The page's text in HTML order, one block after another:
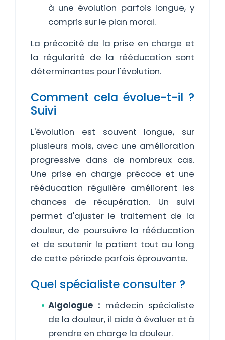
à une évolution parfois longue, y
compris sur le plan moral.
La précocité de la prise en charge et
la régularité de la rééducation sont
déterminantes pour l'évolution.
Comment cela évolue-t-il ?
Suivi
L'évolution est souvent longue, sur
plusieurs mois, avec une amélioration
progressive dans de nombreux cas.
Une prise en charge précoce et une
rééducation régulière améliorent les
chances de récupération. Un suivi
permet d'ajuster le traitement de la
douleur, de poursuivre la rééducation
et de soutenir le patient tout au long
de cette période parfois éprouvante.
Quel spécialiste consulter ?
Algologue : médecin spécialiste
de la douleur, il aide à évaluer et à
prendre en charge la douleur.